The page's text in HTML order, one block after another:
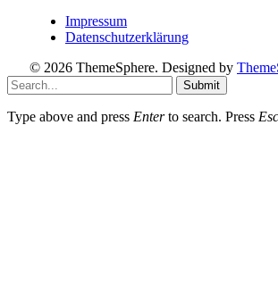
Impressum
Datenschutzerklärung
© 2026 ThemeSphere. Designed by
Submit
Type above and press Enterto search. Press Esc